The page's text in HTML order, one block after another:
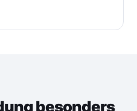
besonders